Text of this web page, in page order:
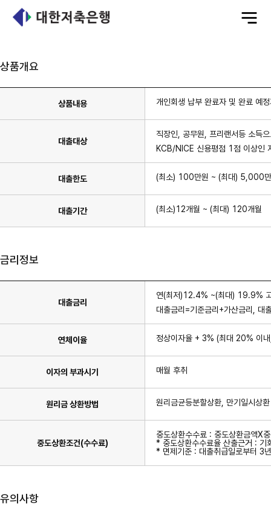
전
체
상품개요
상품내용 개인회생 납부 완료자 및 완료 예
대출대상
직장인, 공무원, 프리랜서등 소득
KCB/NICE 신용평점 1점 이상인
대출한도 (최소) 100만원 ~ (최대) 5,000
대출기간 (최소)12개월 ~ (최대) 120개월
금리정보
대출금리
연(최저)12.4% ~(최대) 19.9%
대출금리=기준금리+가산금리, 대
연체이율 정상이자율 + 3% (최대 20% 이
이자의 부과시기 매월 후취
원리금 상환방법 원리금균등분할상환, 만기일시상환
중도상환조건(수수료)
중도상환수수료 : 중도상환금액X
* 중도상환수수료율 산출근거 : 기
* 면제기준 : 대출취급일로부터 3
유의사항